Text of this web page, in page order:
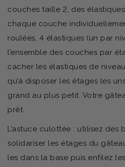
couches taille 2, des
chaque couche
roulées, 4 élastiques (un par
l’ensemble des couches par
cacher les élastiques de
qu’à disposer les étages les
grand au plus petit. Votre
prêt.
L’astuce culottée : utilisez des
solidariser les étages du
les dans la base puis enfilez